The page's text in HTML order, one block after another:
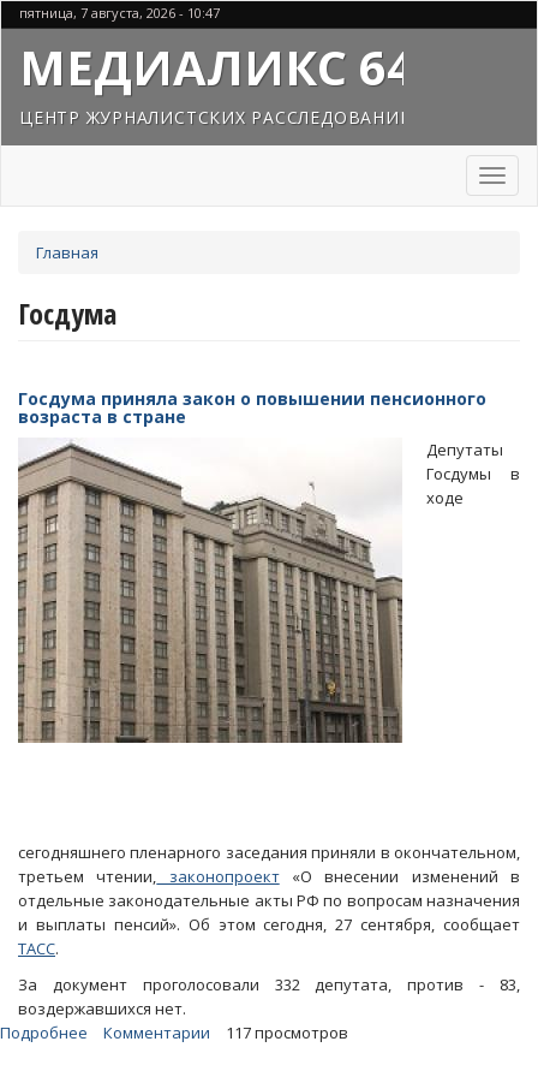
Перейти
к
основному
содержанию
пятница, 7 августа, 2026 - 10:47
МЕДИАЛИКС 64
ЦЕНТР ЖУРНАЛИСТСКИХ РАССЛЕДОВАНИЙ
Toggle
здесь
Главная
Госдума
Госдума приняла закон о повышении пенсионного
возраста в стране
Депутаты
Госдумы в
ходе
сегодняшнего пленарного заседания приняли в окончательном,
третьем чтении, законопроект«О внесении изменений в
отдельные законодательные акты РФ по вопросам назначения
и выплаты пенсий». Об этом сегодня, 27 сентября, сообщает
ТАСС.
За документ проголосовали 332 депутата, против - 83,
воздержавшихся нет.
Подробнее
Комментарии 117 просмотров